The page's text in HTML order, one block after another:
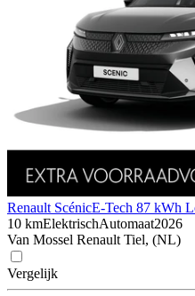
Renault ScénicE-Tech 87 kWh
10 kmElektrischAutomaat2026
Van Mossel Renault Tiel, (NL)
Vergelijk